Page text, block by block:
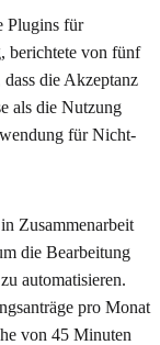
Plugins für
berichtete von fünf
die Akzeptanz
als die Nutzung
für Nicht-
Zusammenarbeit
die Bearbeitung
automatisieren.
pro Monat
von 45 Minuten